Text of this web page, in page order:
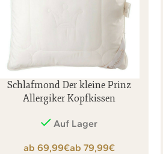
Schlafmond Der kleine Prinz
Allergiker Kopfkissen
Auf Lager
€ €